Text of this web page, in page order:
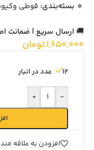
🔹 بسته‌بندی: قوطی
🚚 ارسال سریع | ضمانت
1,650,000تومان
12 عدد در انبار
-
+
افزودن به علاقه